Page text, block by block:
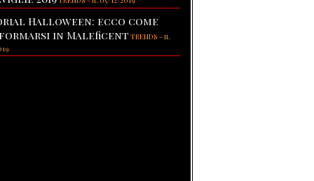
Halloween: ecco come
in Maleficent TRENDS -il